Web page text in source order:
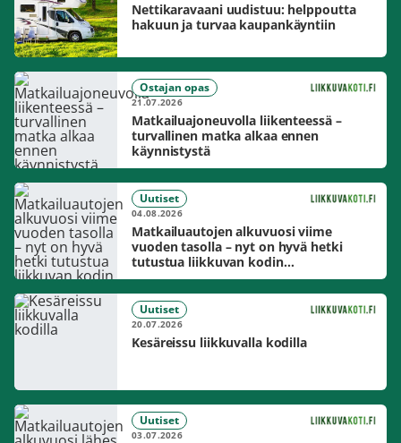
Nettikaravaani uudistuu: helppoutta
hakuun ja turvaa kaupankäyntiin
Ostajan opas
21.07.2026
Matkailuajoneuvolla liikenteessä –
turvallinen matka alkaa ennen
käynnistystä
Uutiset
04.08.2026
Matkailuautojen alkuvuosi viime
vuoden tasolla – nyt on hyvä hetki
tutustua liikkuvan kodin
mahdollisuuksiin
Uutiset
20.07.2026
Kesäreissu liikkuvalla kodilla
Uutiset
03.07.2026